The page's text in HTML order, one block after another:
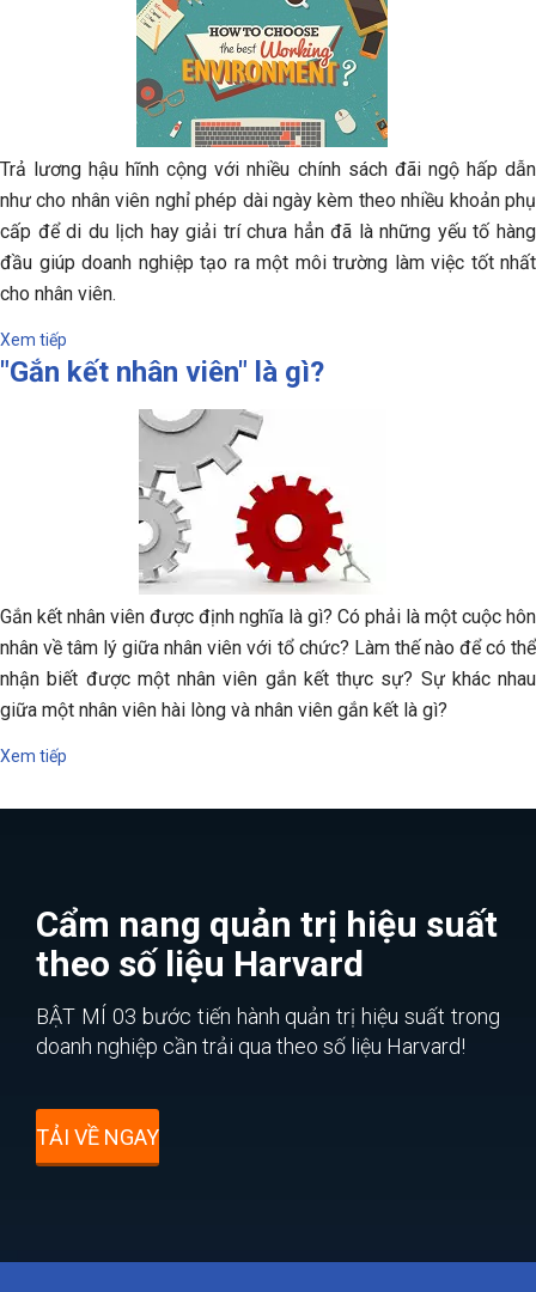
Trả lương hậu hĩnh cộng với nhiều chính sách đãi ngộ hấp dẫn
như cho nhân viên nghỉ phép dài ngày kèm theo nhiều khoản phụ
cấp để di du lịch hay giải trí chưa hẳn đã là những yếu tố hàng
đầu giúp doanh nghiệp tạo ra một môi trường làm việc tốt nhất
cho nhân viên.
Xem tiếp
"Gắn kết nhân viên" là gì?
Gắn kết nhân viên được định nghĩa là gì? Có phải là một cuộc hôn
nhân về tâm lý giữa nhân viên với tổ chức? Làm thế nào để có thể
nhận biết được một nhân viên gắn kết thực sự? Sự khác nhau
giữa một nhân viên hài lòng và nhân viên gắn kết là gì?
Xem tiếp
Cẩm nang quản trị hiệu suất
theo số liệu Harvard
BẬT MÍ 03 bước tiến hành quản trị hiệu suất trong
doanh nghiệp cần trải qua theo số liệu Harvard!
TẢI VỀ NGAY